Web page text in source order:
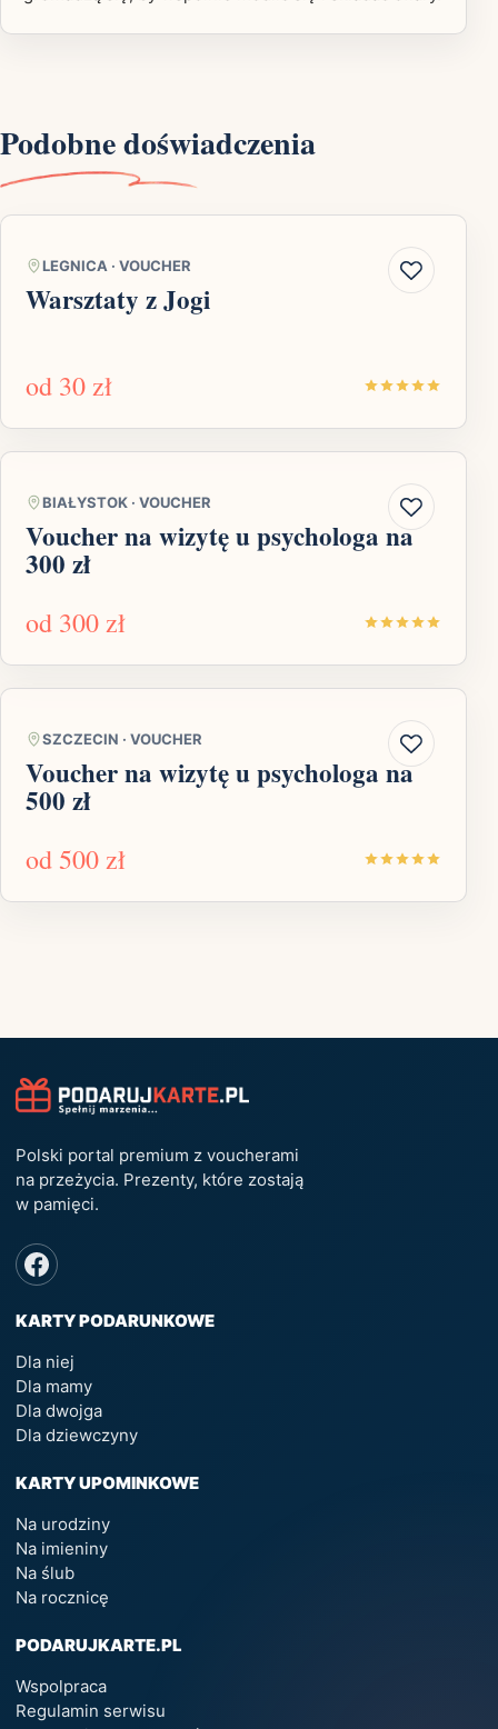
Podobne doświadczenia
LEGNICA · VOUCHER
Warsztaty z Jogi
od 30 zł
BIAŁYSTOK · VOUCHER
Voucher na wizytę u psychologa na
300 zł
od 300 zł
SZCZECIN · VOUCHER
Voucher na wizytę u psychologa na
500 zł
od 500 zł
Polski portal premium z voucherami
na przeżycia. Prezenty, które zostają
w pamięci.
KARTY PODARUNKOWE
Dla niej
Dla mamy
Dla dwojga
Dla dziewczyny
KARTY UPOMINKOWE
Na urodziny
Na imieniny
Na ślub
Na rocznicę
PODARUJKARTE.PL
Wspolpraca
Regulamin serwisu